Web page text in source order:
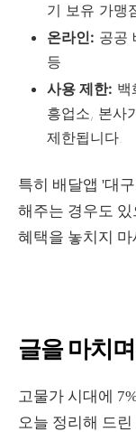
기 보유 가맹
온라인: 공공
등
사용 제한: 백
흥업소, 본사
제한됩니다.
특히 배달앱 '대
해주는 경우도
혜택을 놓치지 마
글을 마치며
고물가 시대에
오늘 정리해 드린